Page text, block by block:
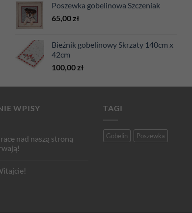
Poszewka gobelinowa Szczeniak
65,00 zł
Bieżnik gobelinowy Skrzaty 140cm x
42cm
100,00 zł
WPISY
nad naszą stroną
TAGI
Gobelin Poszewka